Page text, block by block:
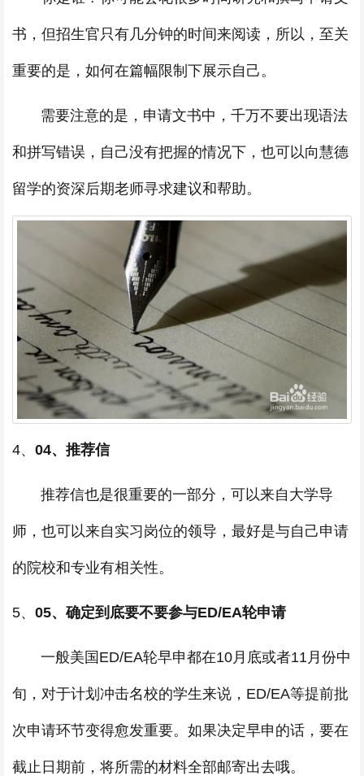
书，但招生官只有几分钟的时间来阅读，所以，至关
重要的是，如何在篇幅限制下展示自己。
需要注意的是，申请文书中，千万不要出现语法
和拼写错误，自己没有把握的情况下，也可以向慧德
留学的资深后期老师寻求建议和帮助。
4、 04、推荐信
推荐信也是很重要的一部分，可以来自大学导
师，也可以来自实习岗位的领导，最好是与自己申请
的院校和专业有相关性。
5、 05、确定到底要不要参与ED/EA轮申请
一般美国ED/EA轮早申都在10月底或者11月份中
旬，对于计划冲击名校的学生来说，ED/EA等提前批
次申请环节变得愈发重要。如果决定早申的话，要在
截止日期前，将所需的材料全部邮寄出去哦。